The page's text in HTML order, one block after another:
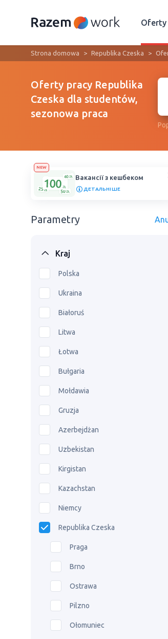
Oferty
Strona domowa Republika Czeska
Oferty pracy Republika
Czeska dla studentów,
sezonowa praca
NEW
Вакансії з кешбеком
ДЕТАЛЬНІШЕ
Parametry
Kraj
Polska
Ukraina
Białoruś
Litwa
Łotwa
Bułgaria
Mołdawia
Gruzja
Azerbejdżan
Uzbekistan
Kirgistan
Kazachstan
Niemcy
Republika Czeska
Praga
Brno
Ostrawa
Pilzno
Ołomuniec